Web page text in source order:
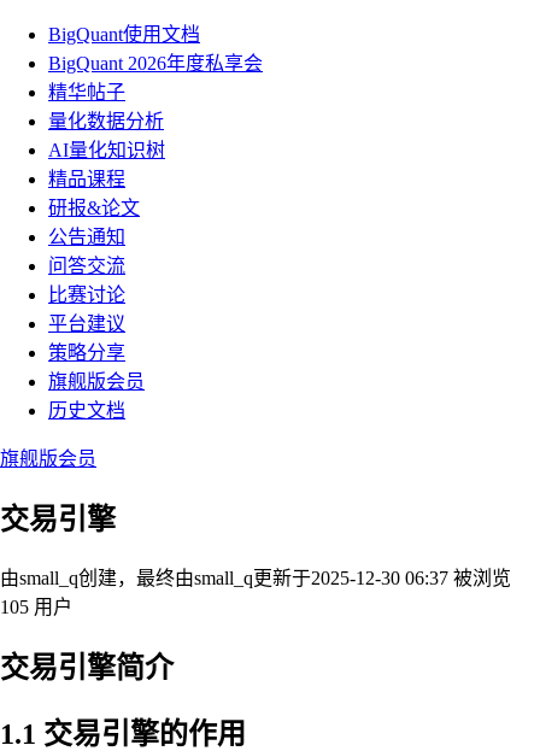
BigQuant使用文档
BigQuant 2026年度私享会
精华帖子
量化数据分析
AI量化知识树
精品课程
研报&论文
公告通知
问答交流
比赛讨论
平台建议
策略分享
旗舰版会员
历史文档
旗舰版会员
交易引擎
由small_q创建，最终由small_q更新于2025-12-30 06:37 被浏览
105 用户
交易引擎简介
1.1 交易引擎的作用